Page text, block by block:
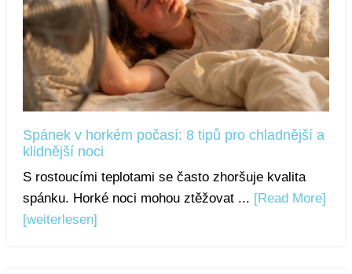
Spánek v horkém počasí: 8 tipů pro chladnější a
klidnější noci
S rostoucími teplotami se často zhoršuje kvalita
spánku. Horké noci mohou ztěžovat ... [Read More]
[weiterlesen]